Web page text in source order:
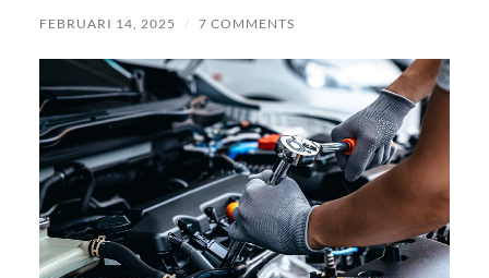
FEBRUARI 14, 2025 / 7 COMMENTS